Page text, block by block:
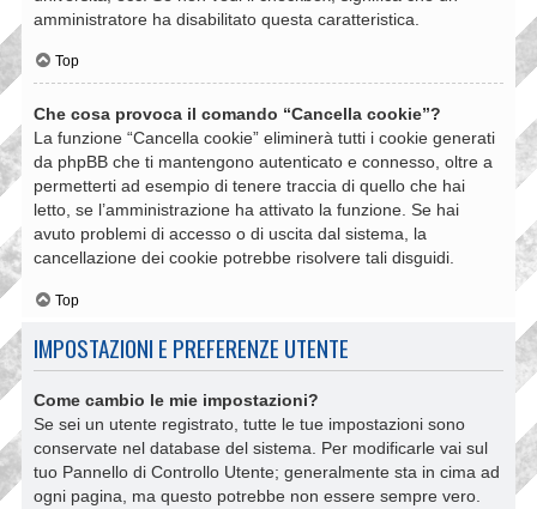
amministratore ha disabilitato questa caratteristica.
Top
Che cosa provoca il comando “Cancella cookie”?
La funzione “Cancella cookie” eliminerà tutti i cookie generati
da phpBB che ti mantengono autenticato e connesso, oltre a
permetterti ad esempio di tenere traccia di quello che hai
letto, se l’amministrazione ha attivato la funzione. Se hai
avuto problemi di accesso o di uscita dal sistema, la
cancellazione dei cookie potrebbe risolvere tali disguidi.
Top
IMPOSTAZIONI E PREFERENZE UTENTE
Come cambio le mie impostazioni?
Se sei un utente registrato, tutte le tue impostazioni sono
conservate nel database del sistema. Per modificarle vai sul
tuo Pannello di Controllo Utente; generalmente sta in cima ad
ogni pagina, ma questo potrebbe non essere sempre vero.